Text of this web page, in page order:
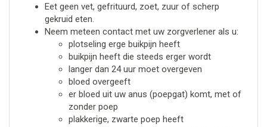
Eet geen vet, gefrituurd, zoet, zuur of scherp
gekruid eten.
Neem meteen contact met uw zorgverlener als u:
plotseling erge buikpijn heeft
buikpijn heeft die steeds erger wordt
langer dan 24 uur moet overgeven
bloed overgeeft
er bloed uit uw anus (poepgat) komt, met of
zonder poep
plakkerige, zwarte poep heeft